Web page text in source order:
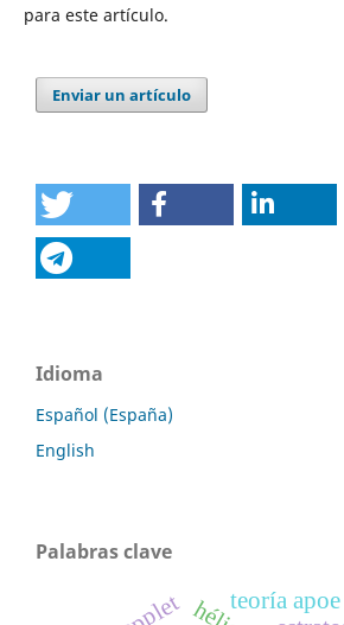
para este artículo.
Enviar un artículo
Idioma
Español (España)
English
Palabras clave
teoría apoe